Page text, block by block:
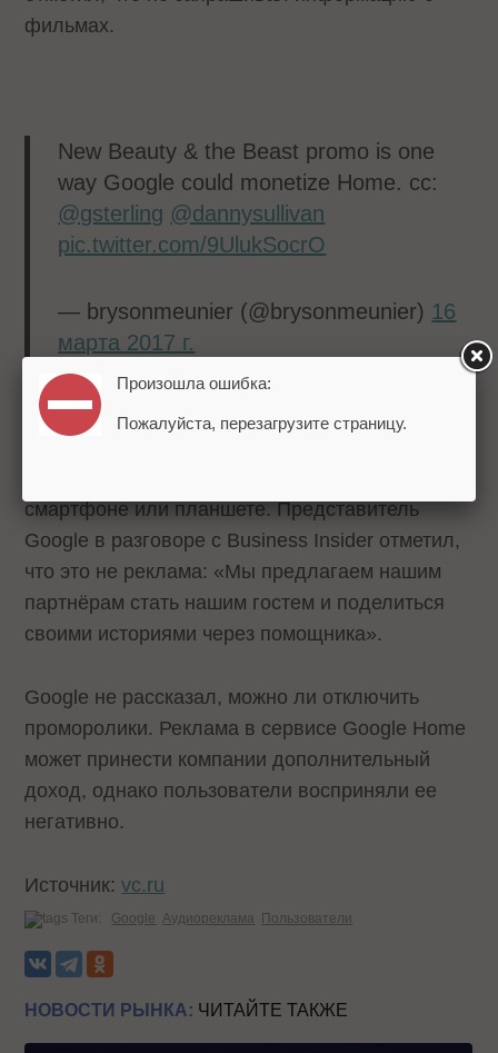
фильмах.
New Beauty & the Beast promo is one
way Google could monetize Home. cc:
@gsterling @dannysullivan
pic.twitter.com/9UlukSocrO
— brysonmeunier (@brysonmeunier) 16
марта 2017 г.
смартфоне или планшете. Представитель
Google в разговоре с Business Insider отметил,
что это не реклама: «Мы предлагаем нашим
партнёрам стать нашим гостем и поделиться
своими историями через помощника».
Google не рассказал, можно ли отключить
проморолики. Реклама в сервисе Google Home
может принести компании дополнительный
доход, однако пользователи восприняли ее
негативно.
Источник:vc.ru
Теги: Google Аудиореклама Пользователи
НОВОСТИ РЫНКА: ЧИТАЙТЕ ТАКЖЕ
Произошла ошибка:
Пожалуйста, перезагрузите страницу.